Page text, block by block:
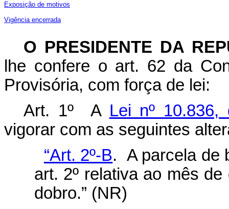
Exposição de motivos
Vigência encerrada
O PRESIDENTE DA
lhe confere o art. 62 da
Provisória, com força de lei:
Art. 1º A Lei nº
vigorar com as seguintes
“Art. 2º-B. A parcela de
art. 2º relativa ao mês
dobro.” (NR)